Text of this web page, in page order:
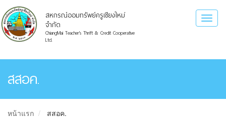
สหกรณ์ออมทรัพย์ครูเชียงใหม่
จำกัด
ChiangMai Teacher's Thrift & Credit Cooperative
Ltd.
สสอค.
หน้าแรก สสอค.